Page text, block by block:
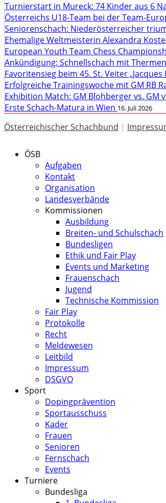
Turnierstart in Mureck: 74 Kinder aus 6
Österreichs U18-Team bei der Team-
Seniorenschach: Niederösterreicher
Ehemalige Weltmeisterin Alexandra
European Youth Team Chess
Ankündigung: Schnellschach mit
Favoritensieg beim 45. St. Veiter „Jacques
Erfolgreiche Trainingswoche mit GM RB
Exhibition Match: GM Blohberger vs. GM
Erste Schach-Matura in Wien 16. Juli 2026
Österreichischer Schachbund |
ÖSB
Aufgaben
Kontakt
Organisation
Landesverbände
Kommissionen
Ausbildung
Breiten- und Schulschach
Bundesligen
Ethik und Fair Play
Events und Marketing
Frauenschach
Jugend
Technische Kommission
Fair Play
Protokolle
Recht
Meldewesen
Leitbild
Impressum
DSGVO
Sport
Dopingprävention
Sportausschuss
Kader
Frauen
Senioren
Fernschach
Events
Turniere
Bundesliga